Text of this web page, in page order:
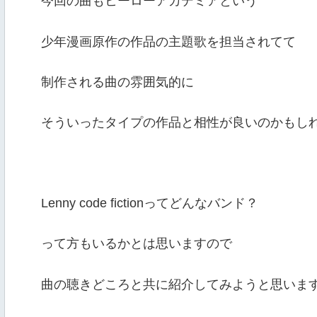
少年漫画原作の作品の主題歌を担当されてて
制作される曲の雰囲気的に
そういったタイプの作品と相性が良いのかもし
Lenny code fictionってどんなバンド？
って方もいるかとは思いますので
曲の聴きどころと共に紹介してみようと思いま